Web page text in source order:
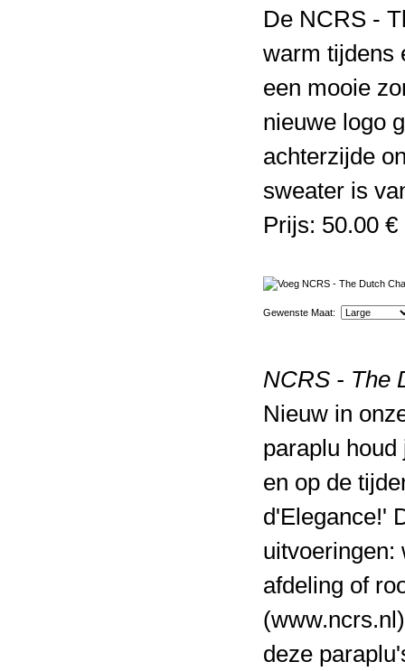
De NCRS -
warm tijdens
een mooie
nieuwe logo
achterzijde
sweater is
Prijs: 50.00
Gewenste Maat:
NCRS - The
Nieuw in
paraplu
en op de
d'Elegance!'
uitvoeringen:
afdeling of
deze